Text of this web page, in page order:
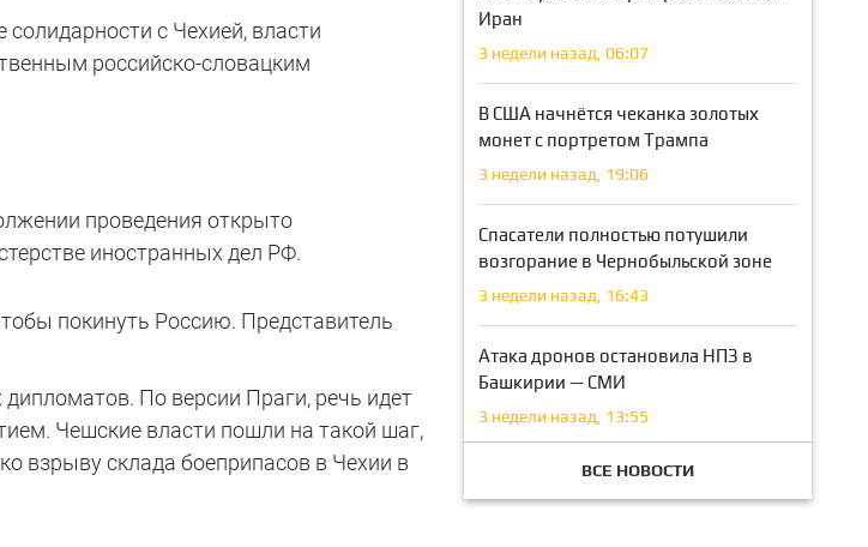
с Чехией, власти
российско-словацким
проведения открыто
иностранных дел РФ.
покинуть Россию. Представитель
По версии Праги, речь идет
Чешские власти пошли на такой шаг,
взрыву склада боеприпасов в Чехии в
Иран
3 недели назад, 06:07
В США начнётся чеканка золотых
монет с портретом Трампа
3 недели назад, 19:06
Спасатели полностью потушили
возгорание в Чернобыльской зоне
3 недели назад, 16:43
Атака дронов остановила НПЗ в
Башкирии — СМИ
3 недели назад, 13:55
ВСЕ НОВОСТИ